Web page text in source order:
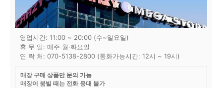
영업시간: 11:00 ~ 20:00 (수~일요일)
휴 무 일: 매주 월·화요일
연 락 처: 070-5138-2800 (통화가능시간: 12시 ~ 19시)
매장 구매 상품만 문의 가능
매장이 붐빌 때는 전화 응대 불가